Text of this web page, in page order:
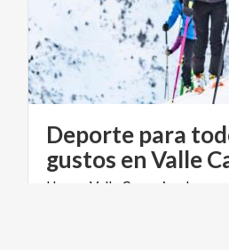
Deporte para
gustos en Valle
Hay un Valle Camonica de